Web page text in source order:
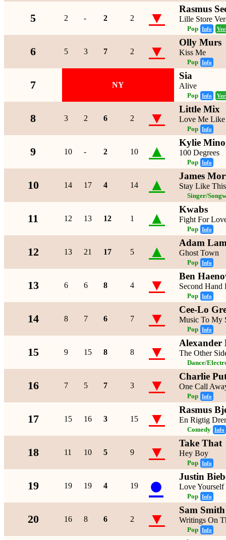
5 2 - 2 2 ▼ Rasmus
Lille Store
Pop Info
6 5 3 7 2 ▼ Olly Murs
Kiss Me
Pop Info
7 NY
Sia
Alive
Pop Info
8 3 2 6 2 ▼ Little Mix
Love Me Like
Pop Info
9 10 - 2 10 ▲ Kylie
100 Degrees
Pop Info
10 14 17 4 14 ▲ James
Stay Like This
Singer/
11 12 13 12 1 ▲ Kwabs
Fight For
Pop Info
12 13 21 17 5 ▲ Adam
Ghost Town
Pop Info
13 6 6 8 4 ▼ Ben
Second Hand
Pop Info
14 8 7 6 7 ▼ Cee-Lo
Music To My
Pop Info
15 9 15 8 8 ▼ Alexander
The Other
Dance/
16 7 5 7 3 ▼ Charlie
One Call
Pop Info
17 15 16 3 15 ▼ Rasmus
En Rigtig
Comedy Info
18 11 10 5 9 ▼ Take That
Hey Boy
Pop Info
19 19 19 4 19 ● Justin
Love Yourself
Pop Info
20 16 8 6 2 ▼ Sam Smith
Writings On
Pop Info